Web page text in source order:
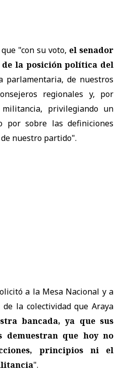
"con su voto, el senador
la posición política del
parlamentaria, de nuestros
regionales y, por
privilegiando un
por sobre las definiciones
nuestro partido".
a la Mesa Nacional y a
la colectividad que Araya
bancada, ya que sus
demuestran que hoy no
principios ni el
".